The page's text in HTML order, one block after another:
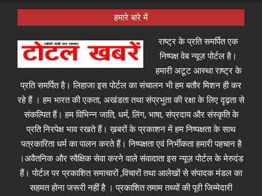
हमारे बारे में
राष्ट्र के प्रति समर्पित एक
निष्पक्ष वेब न्यूज़ पोर्टल है।
हमारी अटूट आस्था राष्ट्र के
प्रति समर्पित है। लिहाजा इस पोर्टल का संचालन भी हम बतौर मिशन ही कर
रहे हैं । हम भारत की एकता, अखंडता तथा संप्रभुता की रक्षा के लिए दृढ़ता से
संकल्पित हैं। हम विभिन्न जाति, धर्म, लिंग, भाषा, संप्रदाय और संस्कृति के
प्रति निरपेक्ष भाव रखते हैं। ख़बरों के प्रकाशन में हम निष्पक्षता के साथ
पत्रकारिता धर्म का पालन करते हैं। निष्पक्षता एवं निर्भीकता हमारी पहचान है
।अवैतनिक और स्वैक्षिक सेवा करने वाले संवादाता इस न्यूज़ पोर्टल के मेरुदंड
हैं। पोर्टल पर प्रकाशित समाचारों ,विचारों तथा आलेखों से संपादक मंडल का
सहमत होना जरूरी नहीं है । प्रकाशित तमाम तथ्यों की पूरी जिम्मेदारी